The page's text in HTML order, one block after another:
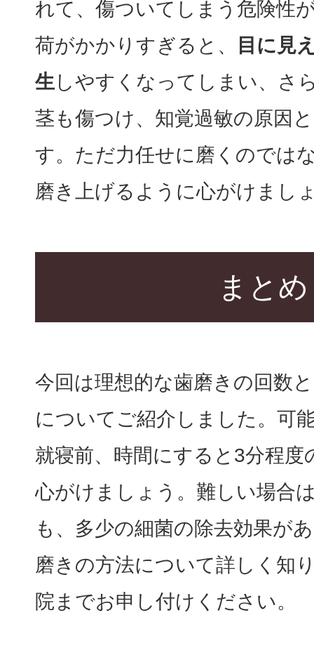
れて、傷ついてしまう危険性
荷がかかりすぎると、
目に見
生しやすくなってしまい、さ
茎も傷つけ、知覚過敏の原因
す。ただ力任せに磨くのでは
磨き上げるように心がけまし
まとめ
今回は理想的な歯磨きの回数
についてご紹介しました。可
就寝前、時間にすると3分程度
心がけましょう。難しい場合
も、多少の細菌の除去効果が
磨きの方法について詳しく知
院までお申し付けください。